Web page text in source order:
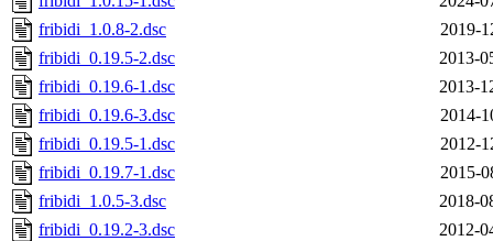
fribidi_1.0.8-2.dsc
2019-
fribidi_0.19.5-2.dsc
2013-
fribidi_0.19.6-1.dsc
2013-
fribidi_0.19.6-3.dsc
2014-
fribidi_0.19.5-1.dsc
2012-
fribidi_0.19.7-1.dsc
2015-
fribidi_1.0.5-3.dsc
2018-
fribidi_0.19.2-3.dsc
2012-